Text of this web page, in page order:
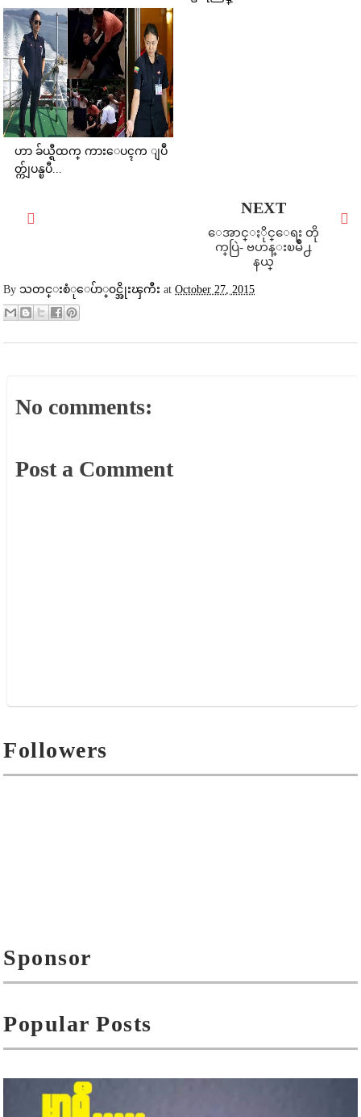
ဟာ ခ်ယ္ရီထက္ ကားေပၚက ျပဳ
တ္က်ျပန္ၿပီ...
NEXT
ေအာင္​ႏိုင္​ေရး ​တို
က္​ပြဲ- ​ဗ​ဟန္း​ၿမိဳ႕​
နယ္
Byသတင္းစံုေပ်ာ္၀င္အိုးၾကီး atOctober 27, 2015
No comments:
Post a Comment
Followers
Sponsor
Popular Posts